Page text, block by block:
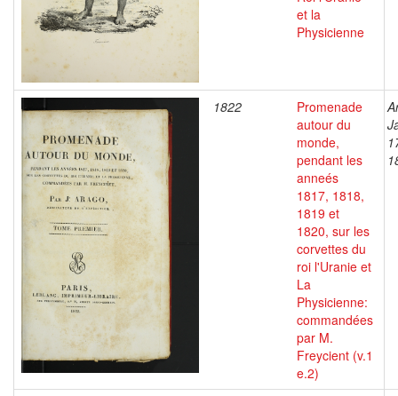
et la
Physicienne
1822
Promenade
autour du
monde,
pendant les
anneés
1817, 1818,
1819 et
1820, sur les
corvettes du
roi l'Uranie et
La
Physicienne:
commandées
par M.
Freycient (v.1
e.2)